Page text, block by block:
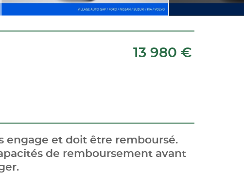
13 980 €
engage et doit être remboursé.
de remboursement avant